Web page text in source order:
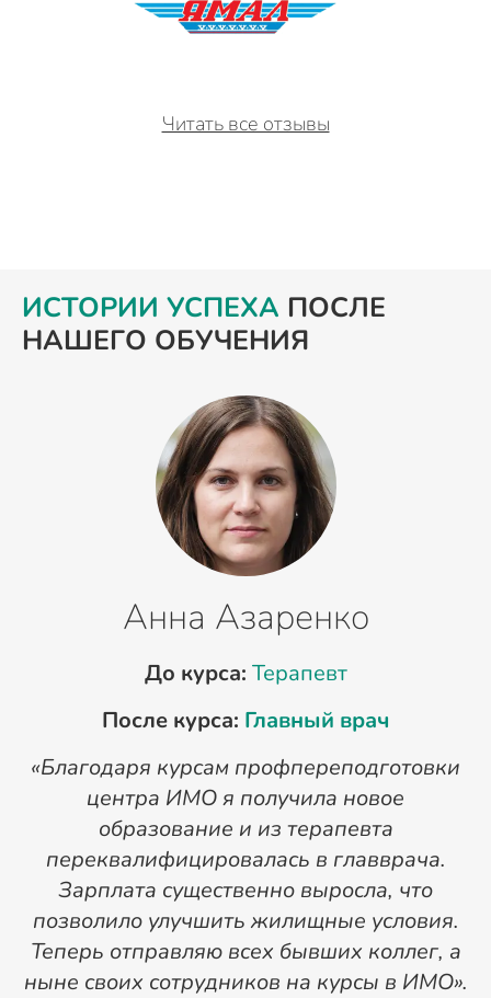
Читать все отзывы
ИСТОРИИ УСПЕХА ПОСЛЕ
НАШЕГО ОБУЧЕНИЯ
Анна Азаренко
До курса: Терапевт
После курса: Главный врач
«Благодаря курсам профпереподготовки
центра ИМО я получила новое
образование и из терапевта
переквалифицировалась в главврача.
Зарплата существенно выросла, что
позволило улучшить жилищные условия.
Теперь отправляю всех бывших коллег, а
ныне своих сотрудников на курсы в ИМО».